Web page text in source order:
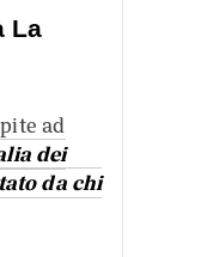
La
ad
dei
da chi